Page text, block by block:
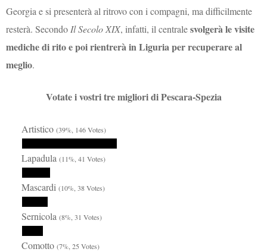
Georgia e si presenterà al ritrovo con i compagni, ma difficilmente
resterà. Secondo Il Secolo XIX, infatti, il centralesvolgerà le visite
mediche di rito e poi rientrerà in Liguria per recuperare al
meglio.
Votate i vostri tre migliori di Pescara-Spezia
Artistico(39%, 146 Votes)
Lapadula(11%, 41 Votes)
Mascardi(10%, 38 Votes)
Sernicola(8%, 31 Votes)
Comotto(7%, 25 Votes)